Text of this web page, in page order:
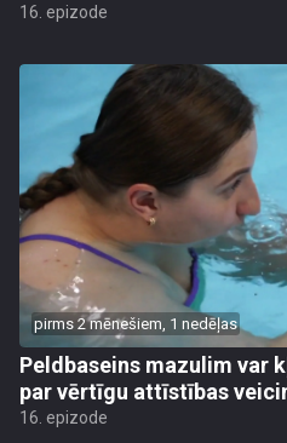
16. epizode
pirms 2 mēnešiem, 1 nedēļas
Peldbaseins mazulim var
par vērtīgu attīstības
16. epizode